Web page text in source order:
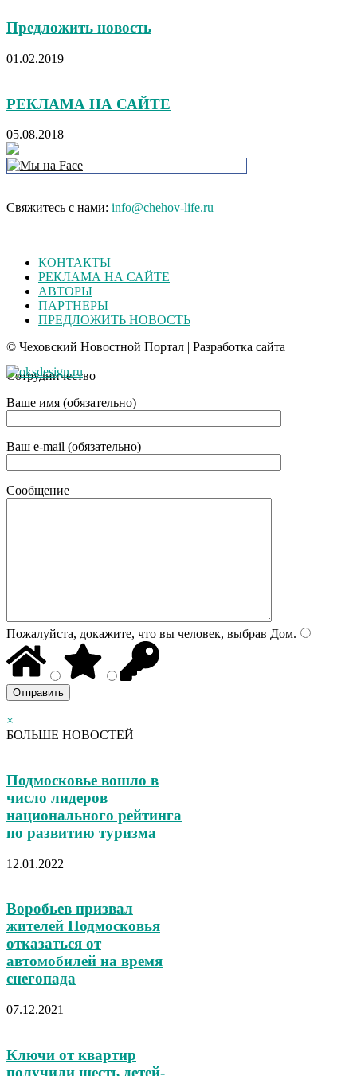
Предложить новость
01.02.2019
РЕКЛАМА НА САЙТЕ
05.08.2018
Свяжитесь с нами: info@chehov-life.ru
КОНТАКТЫ
РЕКЛАМА НА САЙТЕ
АВТОРЫ
ПАРТНЕРЫ
ПРЕДЛОЖИТЬ НОВОСТЬ
© Чеховский Новостной Портал | Разработка сайта
Сотрудничество
Ваше имя (обязательно)
Ваш e-mail (обязательно)
Сообщение
Пожалуйста, докажите, что вы человек, выбрав Дом.
×
БОЛЬШЕ НОВОСТЕЙ
Подмосковье вошло в
число лидеров
национального рейтинга
по развитию туризма
12.01.2022
Воробьев призвал
жителей Подмосковья
отказаться от
автомобилей на время
снегопада
07.12.2021
Ключи от квартир
получили шесть детей-